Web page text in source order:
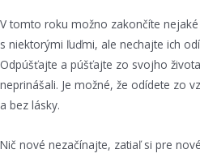
V tomto roku možno zakončíte
s niektorými ľuďmi, ale nechajte ich
Odpúšťajte a púšťajte zo svojho
neprinášali. Je možné, že odídete zo
a bez lásky.
Nič nové nezačínajte, zatiaľ si pre